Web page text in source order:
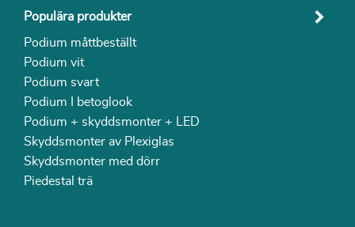
Populära produkter
Podium måttbeställt
Podium vit
Podium svart
Podium I betoglook
Podium + skyddsmonter + LED
Skyddsmonter av Plexiglas
Skyddsmonter med dörr
Piedestal trä